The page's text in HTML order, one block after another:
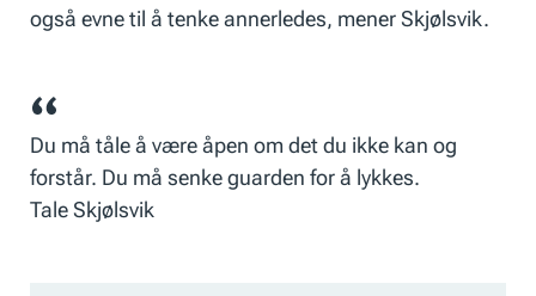
også evne til å tenke annerledes, mener Skjølsvik.
Du må tåle å være åpen om det du ikke kan og
forstår. Du må senke guarden for å lykkes.
Tale Skjølsvik